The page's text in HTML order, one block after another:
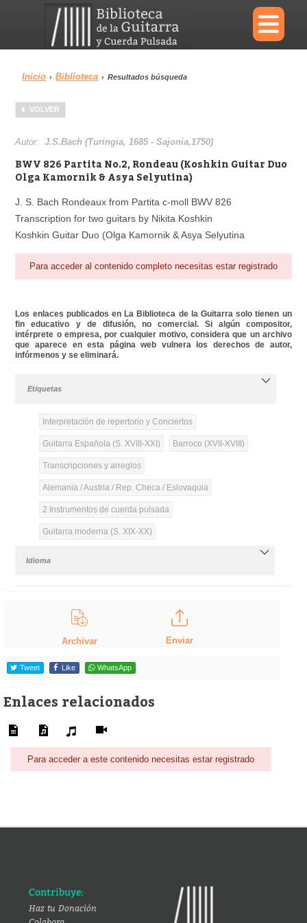
×
Menu
Biblioteca Diccionario
Inicio › Biblioteca › Resultados búsqueda
VOLVER
Autor:J.S.Bach (Turingia, 1685 - Sajonia,1750)
BWV 826 Partita No.2, Rondeau (Koshkin Guitar Duo
Olga Kamornik & Asya Selyutina)
J. S. Bach Rondeaux from Partita c-moll BWV 826
Transcription for two guitars by Nikita Koshkin
Koshkin Guitar Duo (Olga Kamornik & Asya Selyutina
Para acceder al contenido completo necesitas estar registrado
Los enlaces publicados en La Biblioteca de la Guitarra solo tienen un
fin educativo y de difusión, no comercial. Si algún compositor,
intérprete o empresa, por cualquier motivo, considera que un archivo
que aparece en esta página web vulnera los derechos de autor,
infórmenos y se eliminará.
Etiquetas
Interpretación de repertorio y Conciertos
Guitarra Española (S. XVIII-XXI) Barroco (XVII-XVIII)
Transcripciones y arreglos
Alemania / Austria / Rep. Checa / Eslovaquia
2 Instrumentos de cuerda pulsada
Guitarra moderna (S. XIX-XX)
Idioma
Archivar Enviar
Tweet Like WhatsApp
Enlaces relacionados
Para acceder a este contenido necesitas estar registrado
Contribuye:
Haz tu Donación